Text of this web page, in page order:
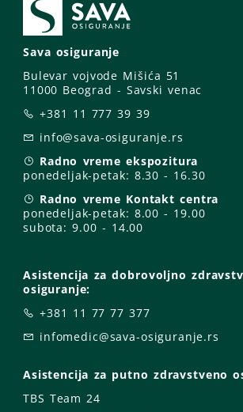
Sava osiguranje
Bulevar vojvode Mišića 51
11000 Beograd - Savski venac
+381 11 777 39 39
info@sava-osiguranje.rs
Radno vreme ekspozitura
ponedeljak-petak: 8.30 - 16.30
Radno vreme Kontakt centra
ponedeljak-petak: 8.00 - 19.00
subota: 9.00 - 14.00
Asistencija za dobrovoljno
osiguranje:
+381 11 77 77 377
infomedic@sava-osiguranje.rs
Asistencija za putno zdravstveno
TBS Team 24